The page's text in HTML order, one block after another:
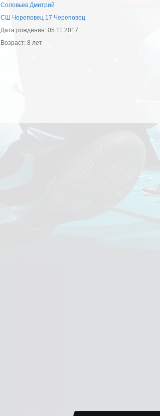
Соловьев Дмитрий
СШ Череповец 17 Череповец
Дата рождения: 05.11.2017
Возраст: 8 лет